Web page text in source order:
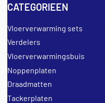
CATEGORIEEN
Vloerverwarming sets
Verdelers
Vloerverwarmingsbuis
Noppenplaten
Draadmatten
Tackerplaten